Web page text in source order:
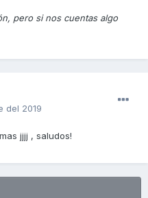
pero si nos cuentas algo
del 2019
jjjj , saludos!